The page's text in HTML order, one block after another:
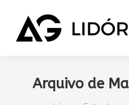
Arquivo de
Você está aqui: